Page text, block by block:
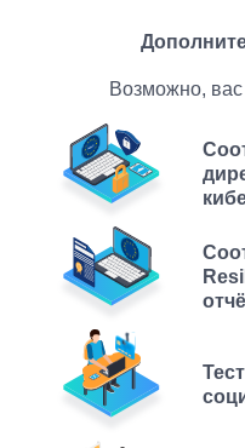
Возможно, вас